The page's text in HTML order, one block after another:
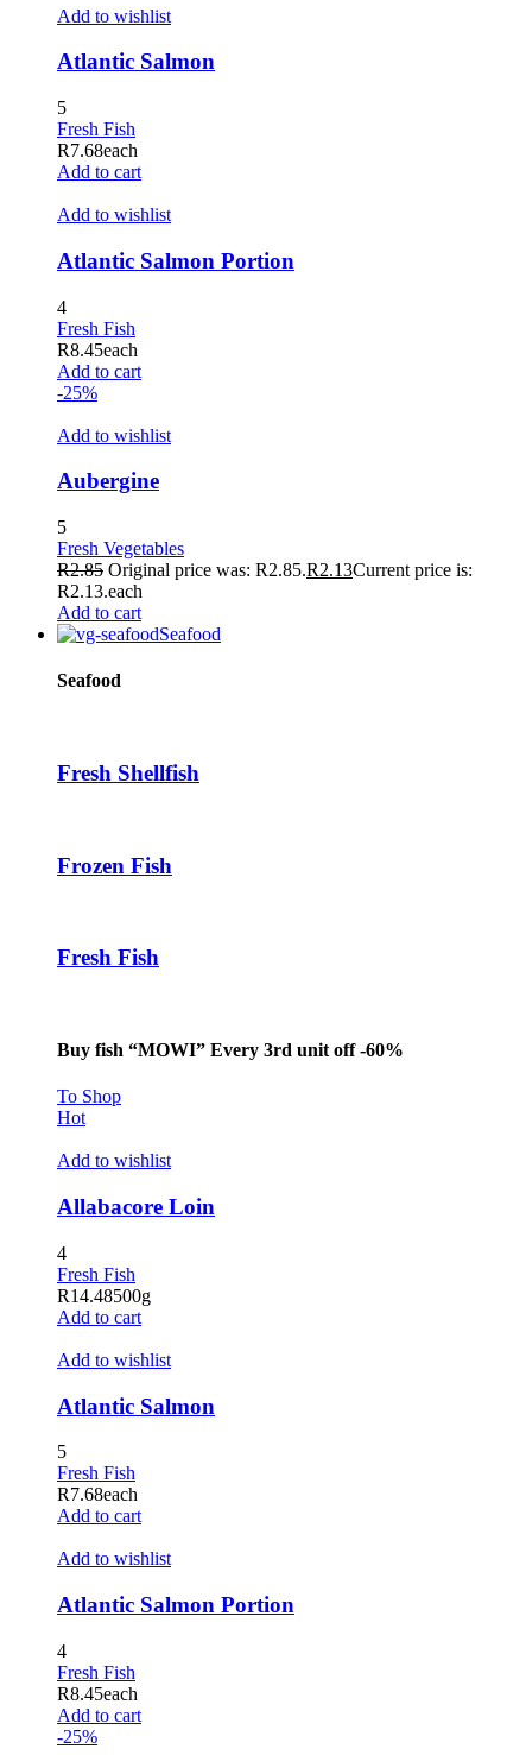
Add to wishlist
Atlantic Salmon
5
Fresh Fish
R7.68each
Add to cart
Add to wishlist
Atlantic Salmon Portion
4
Fresh Fish
R8.45each
Add to cart
-25%
Add to wishlist
Aubergine
5
Fresh Vegetables
R2.85 Original price was: R2.85.R2.13Current price is:
R2.13.each
Add to cart
Seafood
Seafood
Fresh Shellfish
Frozen Fish
Fresh Fish
Buy fish “MOWI” Every 3rd unit off -60%
To Shop
Hot
Add to wishlist
Allabacore Loin
4
Fresh Fish
R14.48500g
Add to cart
Add to wishlist
Atlantic Salmon
5
Fresh Fish
R7.68each
Add to cart
Add to wishlist
Atlantic Salmon Portion
4
Fresh Fish
R8.45each
Add to cart
-25%